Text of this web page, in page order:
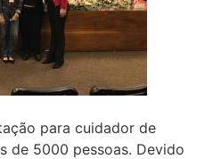
para cuidador de
de 5000 pessoas. Devido